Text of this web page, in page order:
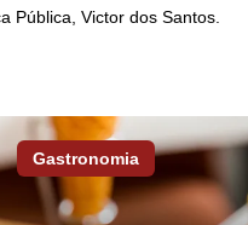
Pública, Victor dos Santos.
Gastronomia